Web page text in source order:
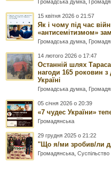
Громадська думка
15 квітня 2026 о 21:57
Як і чому під час
«антисемітизмом»
Громадська думка
14 лютого 2026 о 17:47
Останній шлях
нагоди 165 роковин з
Україні
Громадська думка
05 січня 2026 о 20:39
«7 чудес України»
Громадянська
29 грудня 2025 о 21:22
"Що я/ми зробив/ли
Громадянська ,Суспільство